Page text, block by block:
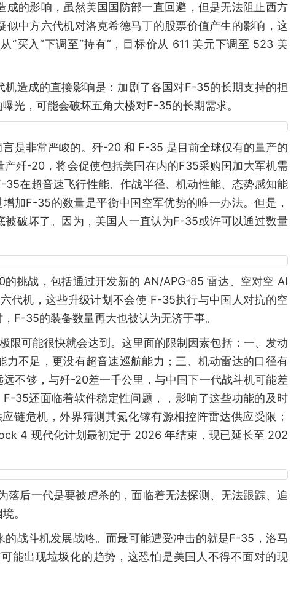
的影响，虽然美国国防部一直回避，但是无法阻止西方
中方六代机对洛克希德马丁的股票价值产生的影响，这
“买入”下调至“持有”，目标价从 611 美元下调至 523 美
造成的直接影响是：加剧了各国对F-35的长期支持的担
光，可能会破坏五角大楼对F-35的长期需求。
是非常严峻的。歼-20 和 F-35 是目前全球仅有的量产的
歼-20，将会促使包括美国在内的F35采购国加大军机需
在超音速飞行性能、作战半径、机动性能、态势感知能
加F-35的数量是平衡中国空军优势的唯一办法。但是，
破坏了。因为，美国人一直认为F-35或许可以通过数量
挑战，包括通过开发新的 AN/APG-85 雷达、空对空 AI
代机，这些升级计划不会使 F-35执行与中国人对抗的空
F-35的装备数量再大也被认为无济于事。
限可能很快就会达到。这里面的限制因素包括：一、发动
不足，更没有超音速巡航能力；三、机动雷达的口径有
不够，与歼-20差一千公里，与中国下一代战斗机可能差
35还面临着软件稳定性问题，，影响了这些功能的及时
链危机，外界猜测其氮化镓有源相控阵雷达供应受限；
4 现代化计划最初定于 2026 年结束，现已延长至 202
后一代是要被虐杀的，面临着无法探测、无法跟踪、追
。
战斗机发展战略。而最可能遭受冲击的就是F-35，洛马
能出现垃圾化的趋势，这恐怕是美国人不得不面对的现